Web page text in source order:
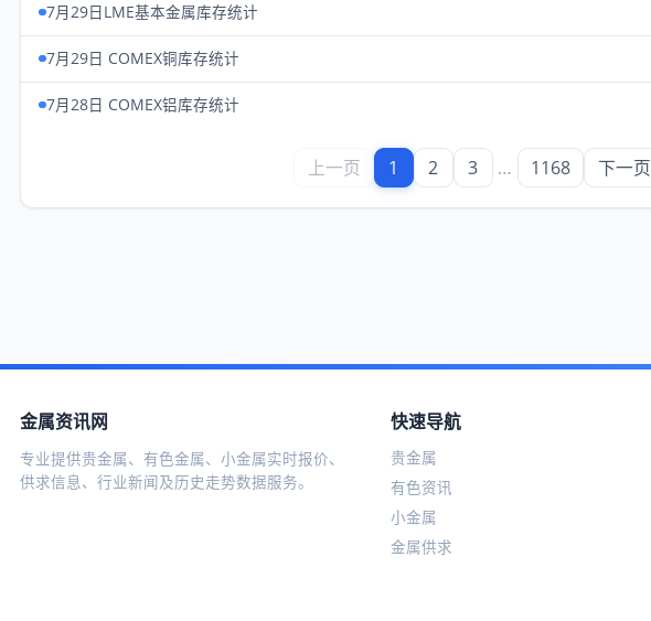
7月29日LME基本金属库存统计
7月29日 COMEX铜库存统计
7月28日 COMEX铝库存统计
上一页 1 2 3 … 1168 下一页
金属资讯网
专业提供贵金属、有色金属、小金属实时报价、
供求信息、行业新闻及历史走势数据服务。
快速导航
贵金属
有色资讯
小金属
金属供求